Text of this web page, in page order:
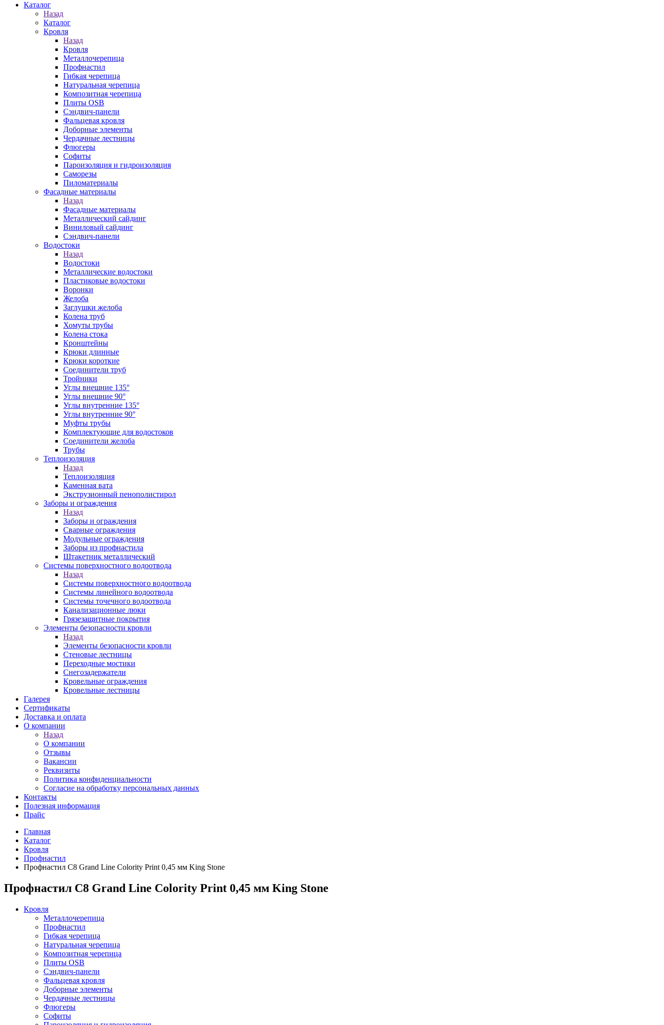
Каталог
Назад
Каталог
Кровля
Назад
Кровля
Металлочерепица
Профнастил
Гибкая черепица
Натуральная черепица
Композитная черепица
Плиты OSB
Сэндвич-панели
Фальцевая кровля
Доборные элементы
Чердачные лестницы
Флюгеры
Софиты
Пароизоляция и гидроизоляция
Саморезы
Пиломатериалы
Фасадные материалы
Назад
Фасадные материалы
Металлический сайдинг
Виниловый сайдинг
Сэндвич-панели
Водостоки
Назад
Водостоки
Металлические водостоки
Пластиковые водостоки
Воронки
Желоба
Заглушки желоба
Колена труб
Хомуты трубы
Колена стока
Кронштейны
Крюки длинные
Крюки короткие
Соединители труб
Тройники
Углы внешние 135°
Углы внешние 90°
Углы внутренние 135°
Углы внутренние 90°
Муфты трубы
Комплектующие для водостоков
Соединители желоба
Трубы
Теплоизоляция
Назад
Теплоизоляция
Каменная вата
Экструзионный пенополистирол
Заборы и ограждения
Назад
Заборы и ограждения
Сварные ограждения
Модульные ограждения
Заборы из профнастила
Штакетник металлический
Системы поверхностного водоотвода
Назад
Системы поверхностного водоотвода
Системы линейного водоотвода
Системы точечного водоотвода
Канализационные люки
Грязезащитные покрытия
Элементы безопасности кровли
Назад
Элементы безопасности кровли
Стеновые лестницы
Переходные мостики
Снегозадержатели
Кровельные ограждения
Кровельные лестницы
Галерея
Сертификаты
Доставка и оплата
О компании
Назад
О компании
Отзывы
Вакансии
Реквизиты
Политика конфиденциальности
Согласие на обработку персональных данных
Контакты
Полезная информация
Прайс
Главная
Каталог
Кровля
Профнастил
Профнастил С8 Grand Line Colority Print 0,45 мм King Stone
Профнастил С8 Grand Line Colority Print 0,45 мм King Stone
Кровля
Металлочерепица
Профнастил
Гибкая черепица
Натуральная черепица
Композитная черепица
Плиты OSB
Сэндвич-панели
Фальцевая кровля
Доборные элементы
Чердачные лестницы
Флюгеры
Софиты